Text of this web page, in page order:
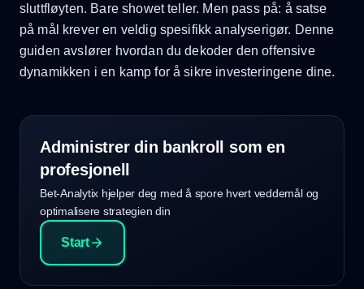
sluttfløyten. Bare showet teller. Men pass på: å satse
på mål krever en veldig spesifikk analyserigør. Denne
guiden avslører hvordan du dekoder den offensive
dynamikken i en kamp for å sikre investeringene dine.
Administrer din bankroll som en
profesjonell
Bet-Analytix hjelper deg med å spore hvert veddemål og
optimalisere strategien din
Start